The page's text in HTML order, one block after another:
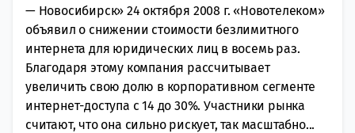
— Новосибирск» 24 октября 2008 г. «Новотелеком»
объявил о снижении стоимости безлимитного
интернета для юридических лиц в восемь раз.
Благодаря этому компания рассчитывает
увеличить свою долю в корпоративном сегменте
интернет-доступа с 14 до 30%. Участники рынка
считают, что она сильно рискует, так масштабно...